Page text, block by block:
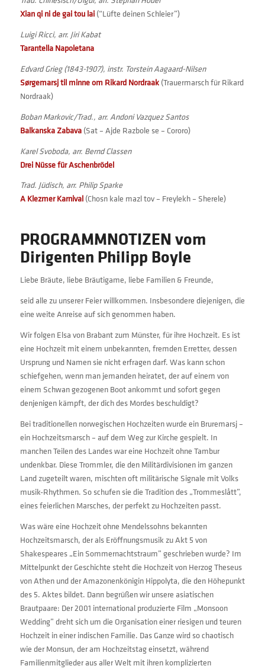
Xian qi ni de gai tou lai (“Lüfte deinen Schleier”)
Luigi Ricci, arr. Jiri Kabat
Tarantella Napoletana
Edvard Grieg (1843-1907), instr. Torstein Aagaard-Nilsen
Sørgemarsj til minne om Rikard Nordraak (Trauermarsch für Rikard
Nordraak)
Boban Markovic/Trad., arr. Andoni Vazquez Santos
Balkanska Zabava (Sat – Ajde Razbole se – Cororo)
Karel Svoboda, arr. Bernd Classen
Drei Nüsse für Aschenbrödel
Trad. Jüdisch, arr. Philip Sparke
A Klezmer Karnival (Chosn kale mazl tov – Freylekh – Sherele)
PROGRAMMNOTIZEN vom
Dirigenten Philipp Boyle
Liebe Bräute, liebe Bräutigame, liebe Familien & Freunde,
seid alle zu unserer Feier willkommen. Insbesondere diejenigen, die
eine weite Anreise auf sich genommen haben.
Wir folgen Elsa von Brabant zum Münster, für ihre Hochzeit. Es ist
eine Hochzeit mit einem unbekannten, fremden Erretter, dessen
Ursprung und Namen sie nicht erfragen darf. Was kann schon
schiefgehen, wenn man jemanden heiratet, der auf einem von
einem Schwan gezogenen Boot ankommt und sofort gegen
denjenigen kämpft, der dich des Mordes beschuldigt?
Bei traditionellen norwegischen Hochzeiten wurde ein Bruremarsj –
ein Hochzeitsmarsch – auf dem Weg zur Kirche gespielt. In
manchen Teilen des Landes war eine Hochzeit ohne Tambur
undenkbar. Diese Trommler, die den Militärdivisionen im ganzen
Land zugeteilt waren, mischten oft militärische Signale mit Volks
musik-Rhythmen. So schufen sie die Tradition des „Trommeslått”,
eines feierlichen Marsches, der perfekt zu Hochzeiten passt.
Was wäre eine Hochzeit ohne Mendelssohns bekannten
Hochzeitsmarsch, der als Eröffnungsmusik zu Akt 5 von
Shakespeares „Ein Sommernachtstraum” geschrieben wurde? Im
Mittelpunkt der Geschichte steht die Hochzeit von Herzog Theseus
von Athen und der Amazonenkönigin Hippolyta, die den Höhepunkt
des 5. Aktes bildet. Dann begrüßen wir unsere asiatischen
Brautpaare: Der 2001 international produzierte Film „Monsoon
Wedding” dreht sich um die Organisation einer riesigen und teuren
Hochzeit in einer indischen Familie. Das Ganze wird so chaotisch
wie der Monsun, der am Hochzeitstag einsetzt, während
Familienmitglieder aus aller Welt mit ihren komplizierten